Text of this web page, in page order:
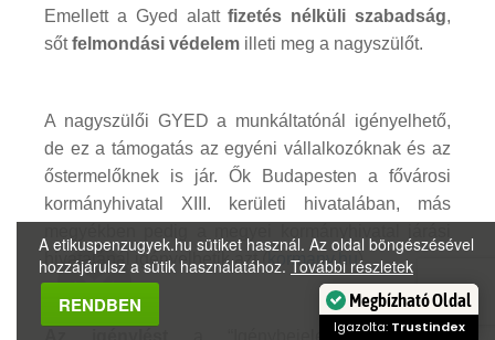
Emellett a Gyed alattfizetés nélküli szabadság,
sőtfelmondási védelem illeti meg a nagyszülőt.
A nagyszülői GYED a munkáltatónál igényelhető,
de ez a támogatás az egyéni vállalkozóknak és az
őstermelőknek is jár. Ők Budapesten a fővárosi
kormányhivatal XIII. kerületi hivatalában, más
hivatalánál igényelhetik azt (
kormany.hu ).
A etikuspenzugyek.hu sütiket használ. Az oldal böngészésével
hozzájárulsz a sütik használatához. További részletek
RENDBEN Megbízható Oldal